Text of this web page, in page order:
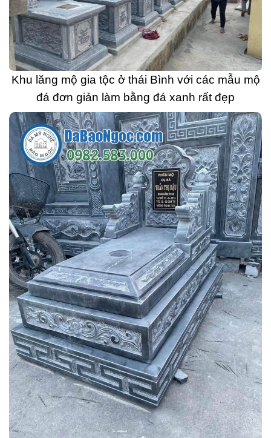
Khu lăng mộ gia tộc ở thái Bình với các mẫu mộ
đá đơn giản làm bằng đá xanh rất đẹp